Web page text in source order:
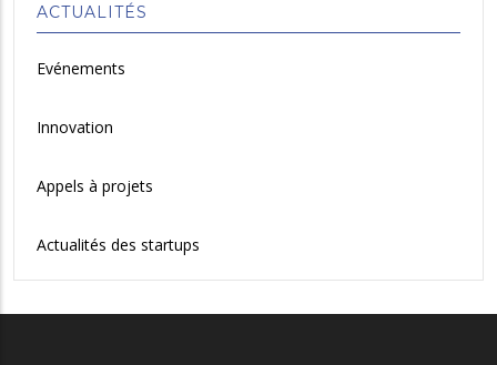
ACTUALITÉS
Evénements
Innovation
Appels à projets
Actualités des startups